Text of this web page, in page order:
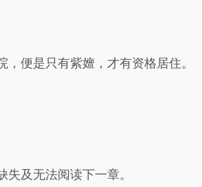
便是只有紫嬗，才有资格居住。
及无法阅读下一章。